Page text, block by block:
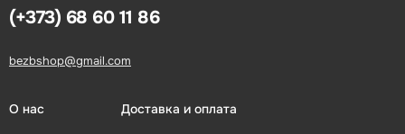
(+373) 68 60 11 86
bezbshop@gmail.com
О нас Доставка и оплата